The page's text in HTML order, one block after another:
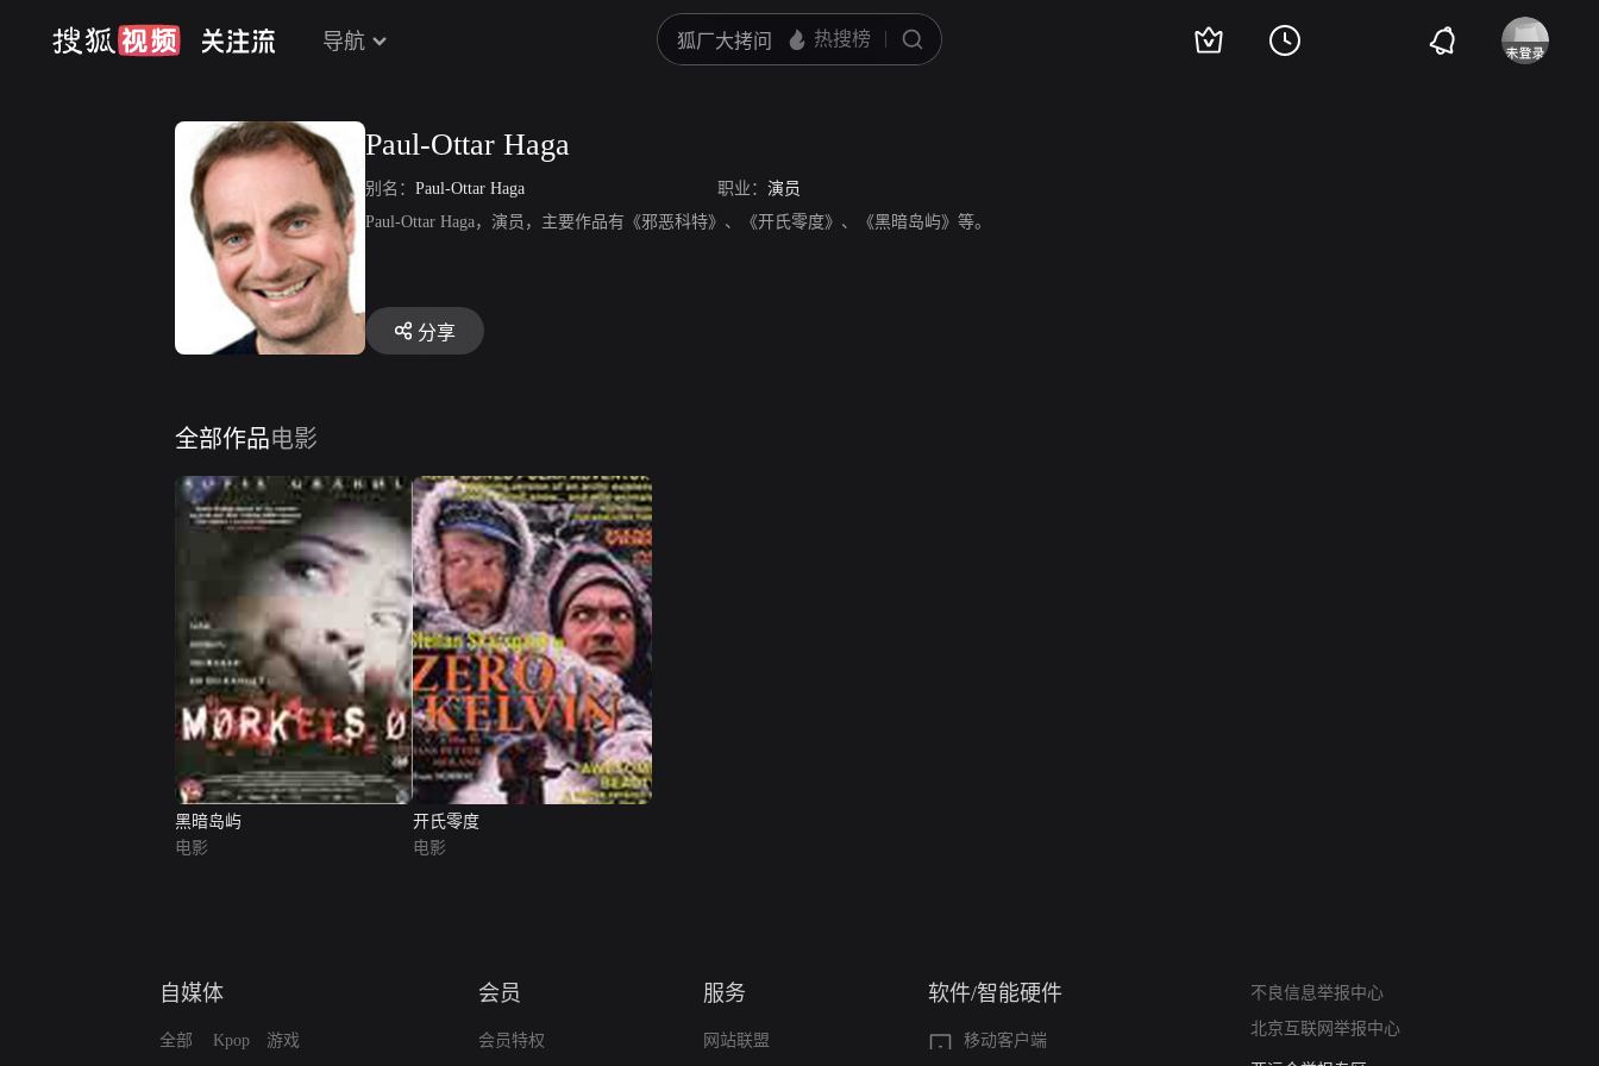
导航
Paul-Ottar Haga
别名： Paul-Ottar Haga 职业： 演员
Paul-Ottar Haga，演员，主要作品有《邪恶科特》、《开氏零度》、《黑暗岛屿》等。
分享
全部作品电影
黑暗岛屿
电影
开氏零度
电影
自媒体
全部 Kpop 游戏
会员
会员特权
服务
网站联盟
软件/智能硬件
移动客户端
不良信息举报中心
北京互联网举报中心
算法推荐专项举报